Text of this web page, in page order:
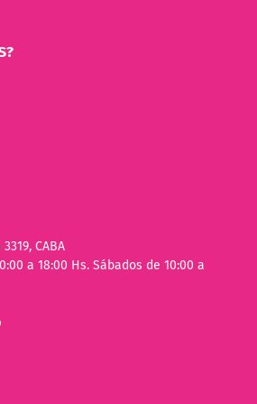
CABA
a 18:00 Hs. Sábados de 10:00 a